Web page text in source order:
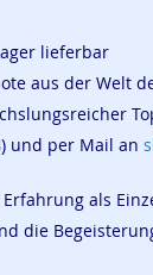
lieferbar
aus der Welt
und per Mail an
als
die